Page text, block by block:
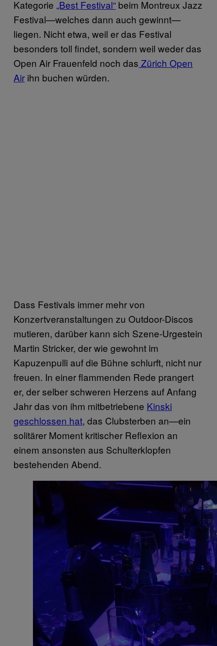
Kategorie „Best Festival“ beim Montreux Jazz
Festival—welches dann auch gewinnt—
liegen. Nicht etwa, weil er das Festival
besonders toll findet, sondern weil weder das
Open Air Frauenfeld noch das Zürich Open
Air ihn buchen würden.
Dass Festivals immer mehr von
Konzertveranstaltungen zu Outdoor-Discos
mutieren, darüber kann sich Szene-Urgestein
Martin Stricker, der wie gewohnt im
Kapuzenpulli auf die Bühne schlurft, nicht nur
freuen. In einer flammenden Rede prangert
er, der selber schweren Herzens auf Anfang
Jahr das von ihm mitbetriebene Kinski
geschlossen hat, das Clubsterben an—ein
solitärer Moment kritischer Reflexion an
einem ansonsten aus Schulterklopfen
bestehenden Abend.